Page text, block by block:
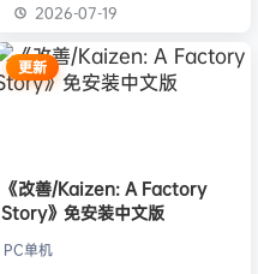
8月7日
2026-07-19
更新
《改善/Kaizen: A Factory
Story》免安装中文版
PC单机